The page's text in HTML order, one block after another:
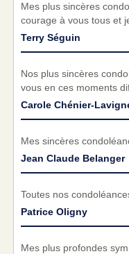
Mes plus sincères
courage à vous tous et
Terry Séguin
Nos plus sincères
vous en ces moments
Carole Chénier-
Mes sincères
Jean Claude Belanger
Toutes nos
Patrice Oligny
Mes plus profondes